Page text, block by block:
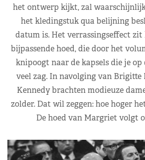
het ontwerp kijkt, zal
het kledingstuk qua belijning
datum is. Het verrassingseffect
bijpassende hoed, die door het
knipoogt naar de kapsels die je
veel zag. In navolging van Brigitte
Kennedy brachten modieuze
zolder. Dat wil zeggen: hoe hoger
De hoed van Margriet volgt